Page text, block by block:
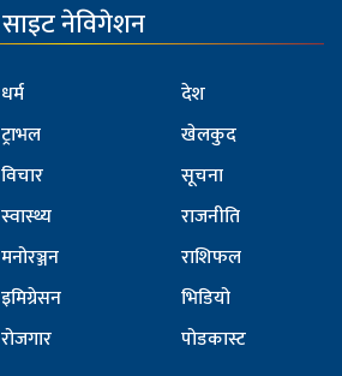
साइट नेविगेशन
धर्म
ट्राभल
विचार
स्वास्थ्य
मनोरञ्जन
इमिग्रेसन
रोजगार
देश
खेलकुद
सूचना
राजनीति
राशिफल
भिडियो
पोडकास्ट